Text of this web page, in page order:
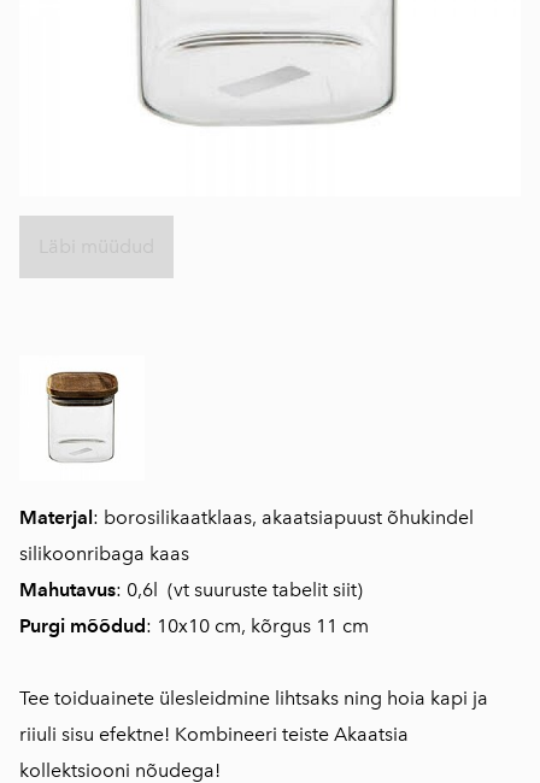
Materjal: borosilikaatklaas, akaatsiapuust õhukindel
silikoonribaga kaas
Mahutavus: 0,6l (vt suuruste tabelit siit)
Purgi mõõdud: 10x10 cm, kõrgus 11 cm
Tee toiduainete ülesleidmine lihtsaks ning hoia kapi ja
riiuli sisu efektne! Kombineeri teiste Akaatsia
kollektsiooni nõudega!